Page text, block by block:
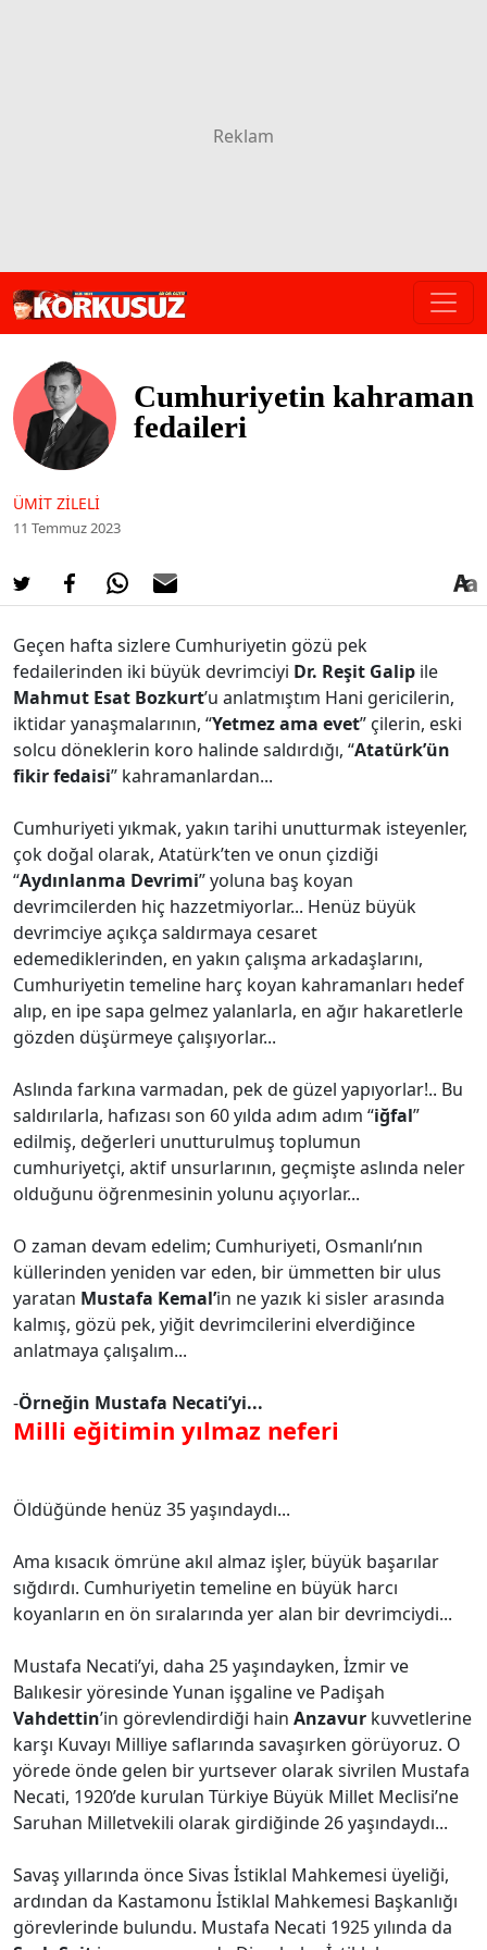
Cumhuriyetin kahraman
fedaileri
ÜMIT ZILELI
11 Temmuz 2023
Geçen hafta sizlere Cumhuriyetin gözü pek
fedailerinden iki büyük devrimciyi Dr. Reşit Galip ile
Mahmut Esat Bozkurt’u anlatmıştım Hani gericilerin,
iktidar yanaşmalarının, “Yetmez ama evet” çilerin, eski
solcu döneklerin koro halinde saldırdığı, “Atatürk’ün
fikir fedaisi” kahramanlardan...
Cumhuriyeti yıkmak, yakın tarihi unutturmak isteyenler,
çok doğal olarak, Atatürk’ten ve onun çizdiği
“Aydınlanma Devrimi” yoluna baş koyan
devrimcilerden hiç hazzetmiyorlar... Henüz büyük
devrimciye açıkça saldırmaya cesaret
edemediklerinden, en yakın çalışma arkadaşlarını,
Cumhuriyetin temeline harç koyan kahramanları hedef
alıp, en ipe sapa gelmez yalanlarla, en ağır hakaretlerle
gözden düşürmeye çalışıyorlar...
Aslında farkına varmadan, pek de güzel yapıyorlar!.. Bu
saldırılarla, hafızası son 60 yılda adım adım “iğfal”
edilmiş, değerleri unutturulmuş toplumun
cumhuriyetçi, aktif unsurlarının, geçmişte aslında neler
olduğunu öğrenmesinin yolunu açıyorlar...
O zaman devam edelim; Cumhuriyeti, Osmanlı’nın
küllerinden yeniden var eden, bir ümmetten bir ulus
yaratan Mustafa Kemal’in ne yazık ki sisler arasında
kalmış, gözü pek, yiğit devrimcilerini elverdiğince
anlatmaya çalışalım...
-Örneğin Mustafa Necati’yi...
Milli eğitimin yılmaz neferi
Öldüğünde henüz 35 yaşındaydı...
Ama kısacık ömrüne akıl almaz işler, büyük başarılar
sığdırdı. Cumhuriyetin temeline en büyük harcı
koyanların en ön sıralarında yer alan bir devrimciydi...
Mustafa Necati’yi, daha 25 yaşındayken, İzmir ve
Balıkesir yöresinde Yunan işgaline ve Padişah
Vahdettin’in görevlendirdiği hain Anzavur kuvvetlerine
karşı Kuvayı Milliye saflarında savaşırken görüyoruz. O
yörede önde gelen bir yurtsever olarak sivrilen Mustafa
Necati, 1920’de kurulan Türkiye Büyük Millet Meclisi’ne
Saruhan Milletvekili olarak girdiğinde 26 yaşındaydı...
Savaş yıllarında önce Sivas İstiklal Mahkemesi üyeliği,
ardından da Kastamonu İstiklal Mahkemesi Başkanlığı
görevlerinde bulundu. Mustafa Necati 1925 yılında da